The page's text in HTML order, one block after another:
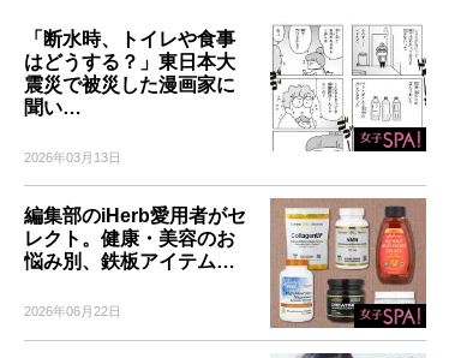
「断水時、トイレや食事
はどうする？」東日本大
震災で被災した漫画家に
聞い…
2026年03月13日
編集部のiHerb愛用者がセ
レクト。健康・美容のお
悩み別、鉄板アイテム…
2026年06月22日